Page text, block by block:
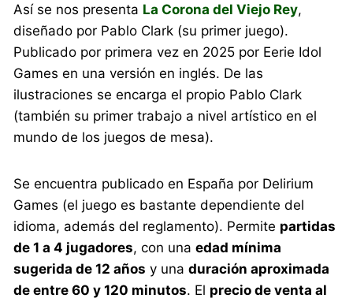
Así se nos presenta La Corona del Viejo Rey,
diseñado por Pablo Clark (su primer juego).
Publicado por primera vez en 2025 por Eerie Idol
Games en una versión en inglés. De las
ilustraciones se encarga el propio Pablo Clark
(también su primer trabajo a nivel artístico en el
mundo de los juegos de mesa).
Se encuentra publicado en España por Delirium
Games (el juego es bastante dependiente del
idioma, además del reglamento). Permite partidas
de 1 a 4 jugadores, con unaedad mínima
sugerida de 12 años y unaduración aproximada
de entre 60 y 120 minutos. El precio de venta al